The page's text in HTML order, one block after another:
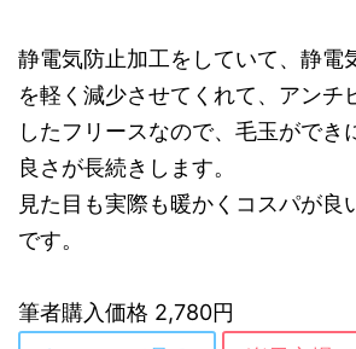
静電気防止加工をしていて、静電
を軽く減少させてくれて、アンチ
したフリースなので、毛玉ができ
良さが長続きします。
見た目も実際も暖かくコスパが良
です。
筆者購入価格 2,780円